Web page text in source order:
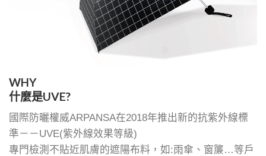
WHY
什麼是UVE?
國際防曬權威ARPANSA在2018年推出新的抗紫外線標
準－－UVE(紫外線效果等級)
專門檢測不貼近肌膚的遮陽布料，如:雨傘、窗簾…等戶